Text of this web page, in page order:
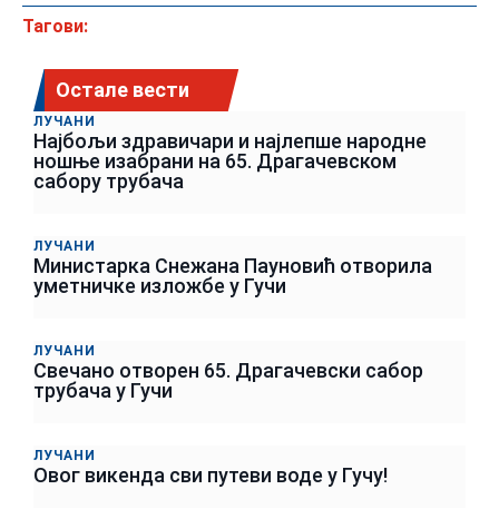
Тагови:
Остале вести
ЛУЧАНИ
Најбољи здравичари и најлепше народне
ношње изабрани на 65. Драгачевском
сабору трубача
ЛУЧАНИ
Министарка Снежана Пауновић отворила
уметничке изложбе у Гучи
ЛУЧАНИ
Свечано отворен 65. Драгачевски сабор
трубача у Гучи
ЛУЧАНИ
Овог викенда сви путеви воде у Гучу!